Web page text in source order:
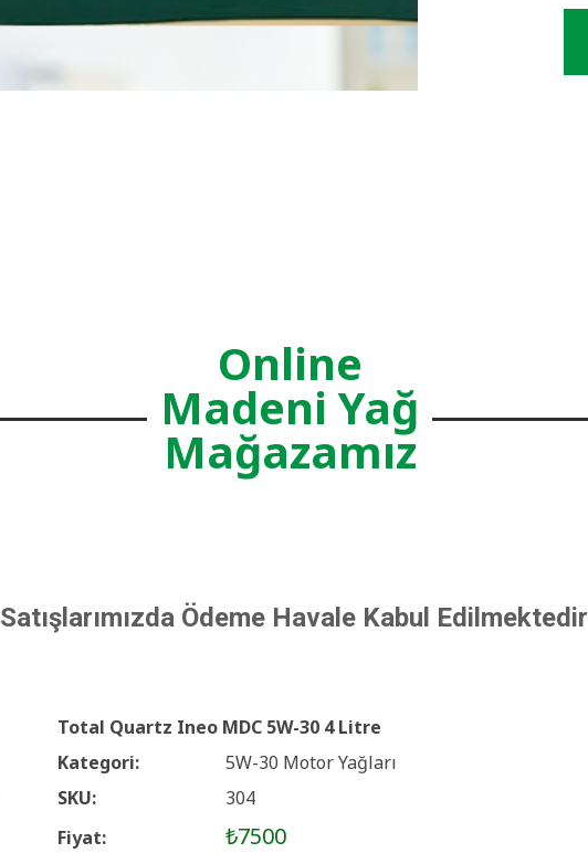
Online
Madeni Yağ
Mağazamız
Satışlarımızda Ödeme Havale Kabul Edilmektedir
Total Quartz Ineo MDC 5W-30 4 Litre
Kategori:
5W-30 Motor Yağları
SKU:
304
Fiyat:
₺7500